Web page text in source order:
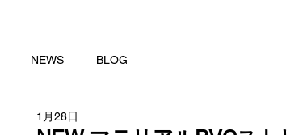
NEWS BLOG
1月28日